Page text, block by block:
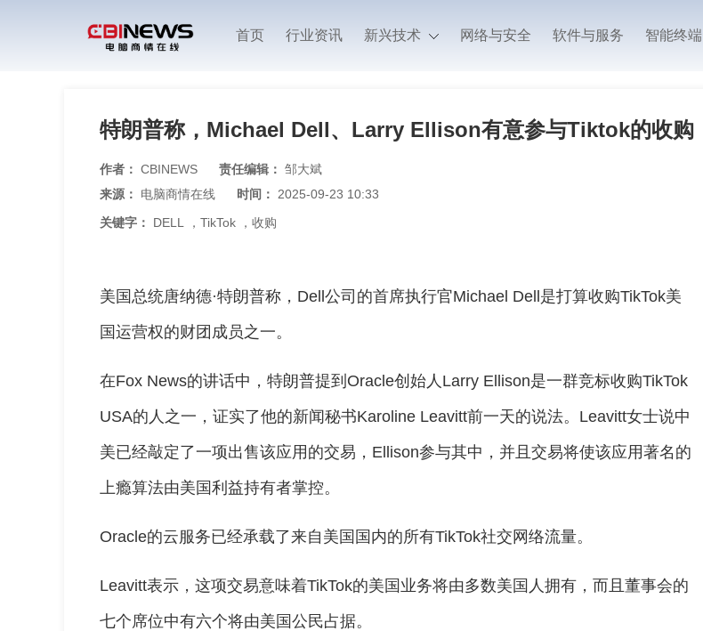
首页 行业资讯 新兴技术 网络与安全 软件与服务 智能终端
特朗普称，Michael Dell、Larry Ellison有意参与Tiktok的收购
作者： CBINEWS 责任编辑： 邹大斌
来源： 电脑商情在线 时间： 2025-09-23 10:33
关键字： DELL ， TikTok ， 收购
美国总统唐纳德·特朗普称，Dell公司的首席执行官Michael Dell是打算收购TikTok美
国运营权的财团成员之一。
在Fox News的讲话中，特朗普提到Oracle创始人Larry Ellison是一群竞标收购TikTok
USA的人之一，证实了他的新闻秘书Karoline Leavitt前一天的说法。Leavitt女士说中
美已经敲定了一项出售该应用的交易，Ellison参与其中，并且交易将使该应用著名的
上瘾算法由美国利益持有者掌控。
Oracle的云服务已经承载了来自美国国内的所有TikTok社交网络流量。
Leavitt表示，这项交易意味着TikTok的美国业务将由多数美国人拥有，而且董事会的
七个席位中有六个将由美国公民占据。